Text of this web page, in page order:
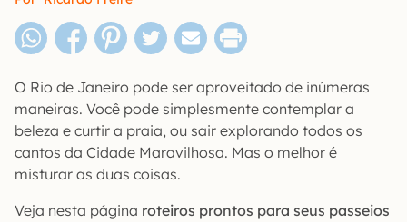
O Rio de Janeiro pode ser aproveitado de inúmeras
maneiras. Você pode simplesmente contemplar a
beleza e curtir a praia, ou sair explorando todos os
cantos da Cidade Maravilhosa. Mas o melhor é
misturar as duas coisas.
Veja nesta página roteiros prontos para seus passeios